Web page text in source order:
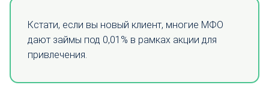
Кстати, если вы новый клиент, многие МФО
дают займы под 0,01% в рамках акции для
привлечения.